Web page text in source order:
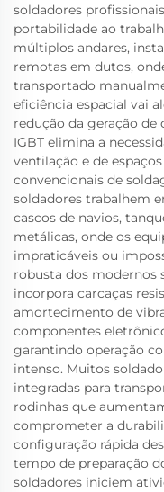
soldadores
portabilidade ao
múltiplos andares,
remotas em dutos,
transportado
eficiência espacial vai
redução da geração de
IGBT elimina a
ventilação e de
convencionais de
soldadores trabalhem
cascos de navios,
metálicas, onde os
impraticáveis ou
robusta dos modernos
incorpora carcaças
amortecimento de
componentes
garantindo operação
intenso. Muitos
integradas para
rodinhas que
comprometer a
configuração rápida
tempo de preparação
soldadores iniciem